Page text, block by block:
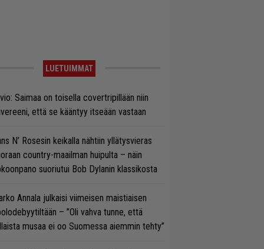
LUETUIMMAT
Saimaa on toisella covertripillään niin
että se kääntyy itseään vastaan
N’ Rosesin keikalla nähtiin yllätysvieras
country-maailman huipulta – näin
suoriutui Bob Dylanin klassikosta
Annala julkaisi viimeisen maistiaisen
– ”Oli vahva tunne, että
musaa ei oo Suomessa aiemmin tehty”